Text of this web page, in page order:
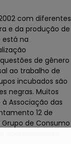
com diferentes
e da produção de
está na
de gênero
ao trabalho de
incubados são
negras. Muitos
Associação das
12 de
de Consumo
acampamento